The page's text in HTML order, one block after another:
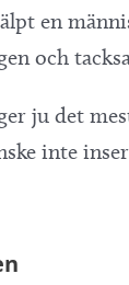
en
och
ju det
inte